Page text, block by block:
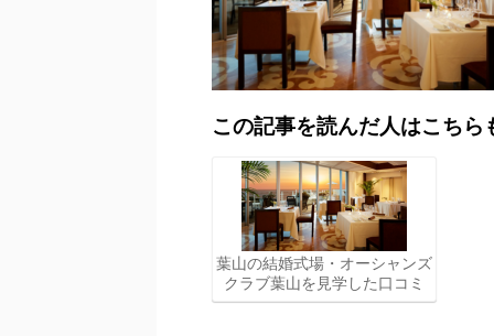
この記事を読んだ人はこちら
葉山の結婚式場・オーシャンズ
クラブ葉山を見学した口コミ